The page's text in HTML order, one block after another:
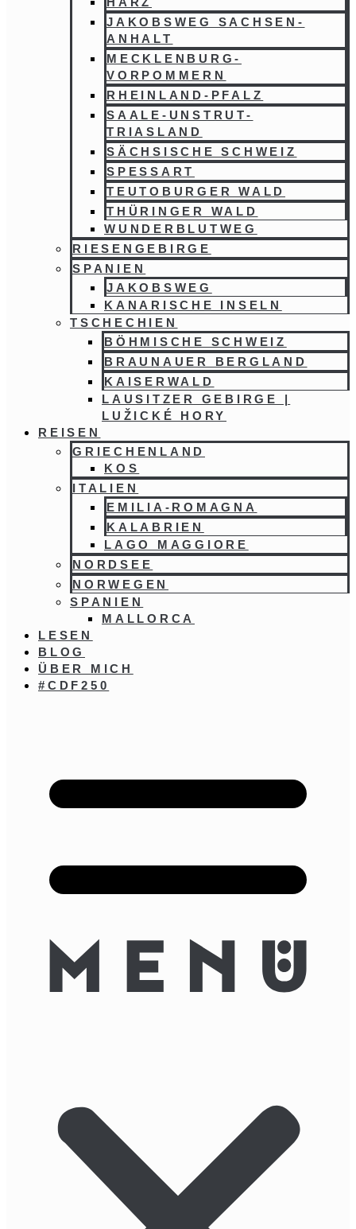
JAKOBSWEG SACHSEN-
ANHALT
MECKLENBURG-
VORPOMMERN
RHEINLAND-PFALZ
SAALE-UNSTRUT-
TRIASLAND
SÄCHSISCHE SCHWEIZ
SPESSART
TEUTOBURGER WALD
THÜRINGER WALD
WUNDERBLUTWEG
RIESENGEBIRGE
SPANIEN
JAKOBSWEG
KANARISCHE INSELN
TSCHECHIEN
BÖHMISCHE SCHWEIZ
BRAUNAUER BERGLAND
KAISERWALD
LAUSITZER GEBIRGE |
LUŽICKÉ HORY
REISEN
GRIECHENLAND
KOS
ITALIEN
EMILIA-ROMAGNA
KALABRIEN
LAGO MAGGIORE
NORDSEE
NORWEGEN
SPANIEN
MALLORCA
LESEN
BLOG
ÜBER MICH
#CDF250